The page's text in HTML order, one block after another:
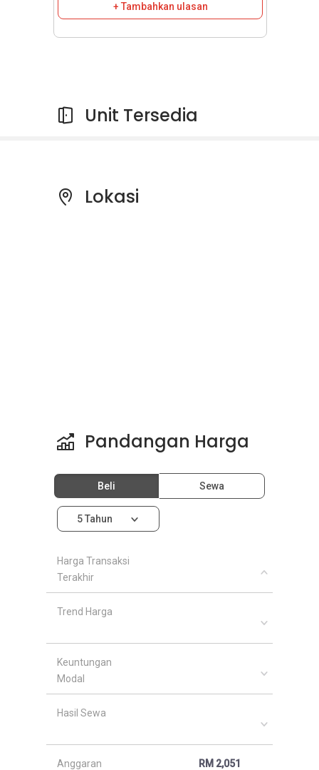
+ Tambahkan ulasan
Unit Tersedia
Lokasi
Pandangan Harga
Beli Sewa
5 Tahun
Harga Transaksi
Terakhir
Trend Harga
Keuntungan
Modal
Hasil Sewa
Anggaran
RM 2,051